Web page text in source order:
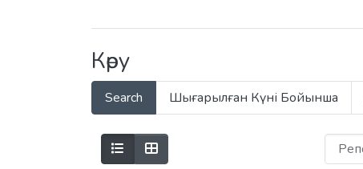
Көру
Search Шығарылған Күні Бойынша